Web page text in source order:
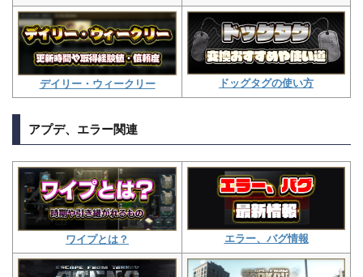
デイリー・ウィークリー ドッグタグの使い方
アプデ、エラー関連
ワイプとは？ エラー、バグ情報